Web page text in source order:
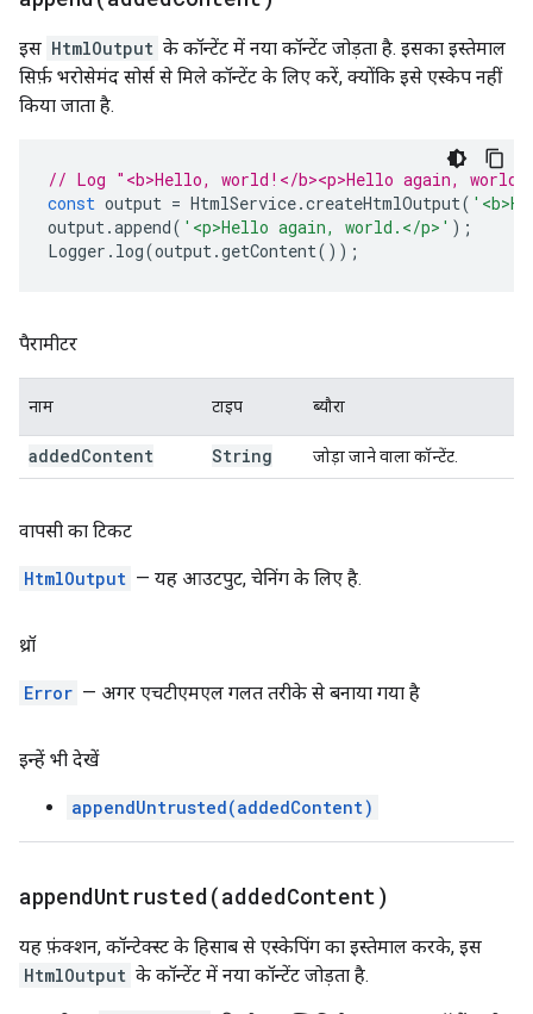
इस HtmlOutput के कॉन्टेंट में नया कॉन्टेंट जोड़ता है. इसका इस्तेमाल
सिर्फ़ भरोसेमंद सोर्स से मिले कॉन्टेंट के लिए करें, क्योंकि इसे एस्केप नहीं
किया जाता है.
// Log "<b>Hello, world!</b><p>Hello again,
const output = HtmlService.createHtmlOutput(
output.append( '<p>Hello again, world.</p>' );
Logger . log(output.getContent());
पैरामीटर
नाम टाइप ब्यौरा
addedContent String जोड़ा जाने वाला कॉन्टेंट.
वापसी का टिकट
HtmlOutput — यह आउटपुट, चेनिंग के लिए है.
थ्रॉ
Error — अगर एचटीएमएल गलत तरीके से बनाया गया है
इन्हें भी देखें
appendUntrusted(addedContent)
appendUntrusted(addedContent)
यह फ़ंक्शन, कॉन्टेक्स्ट के हिसाब से एस्केपिंग का इस्तेमाल करके, इस
HtmlOutput के कॉन्टेंट में नया कॉन्टेंट जोड़ता है.